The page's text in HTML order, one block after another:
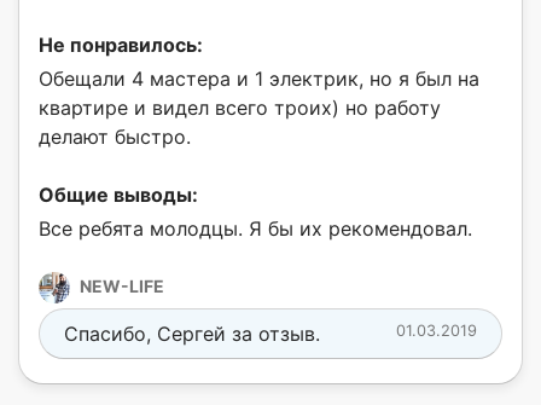
Не понравилось:
Обещали 4 мастера и 1 электрик, но я был на
квартире и видел всего троих) но работу
делают быстро.
Общие выводы:
Все ребята молодцы. Я бы их рекомендовал.
NEW-LIFE
01.03.2019
Спасибо, Сергей за отзыв.